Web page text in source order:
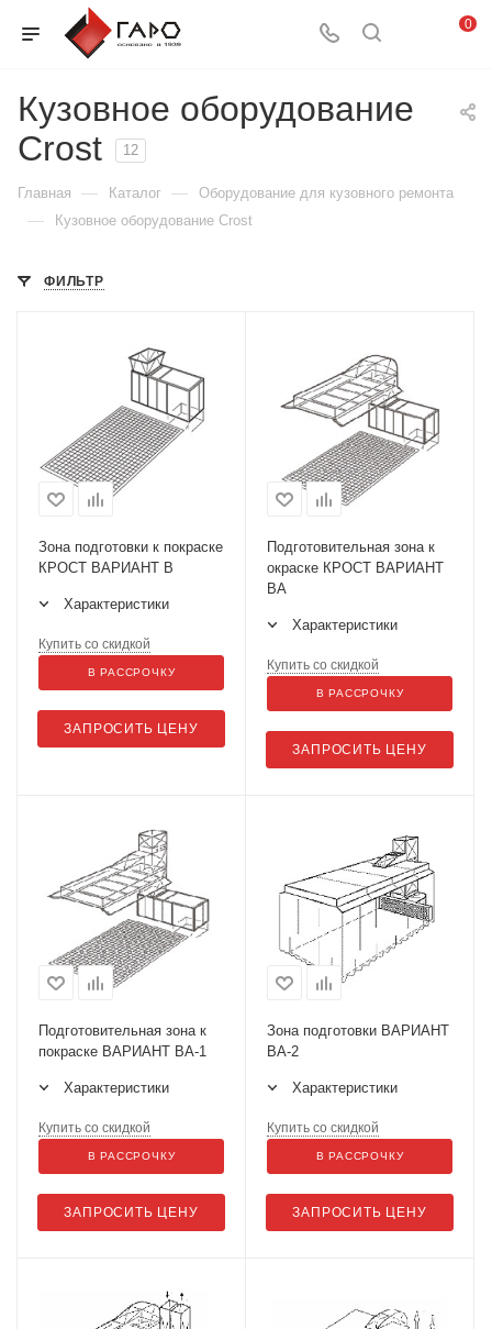
0
Кузовное оборудование
Crost
12
Главная — Каталог — Оборудование для кузовного ремонта
— Кузовное оборудование Crost
ФИЛЬТР
Зона подготовки к покраске
КРОСТ ВАРИАНТ В
Характеристики
ЗАПРОСИТЬ ЦЕНУ
Купить со скидкой
В РАССРОЧКУ
Подготовительная зона к
окраске КРОСТ ВАРИАНТ
ВА
Характеристики
ЗАПРОСИТЬ ЦЕНУ
Купить со скидкой
В РАССРОЧКУ
Подготовительная зона к
покраске ВАРИАНТ ВА-1
Характеристики
ЗАПРОСИТЬ ЦЕНУ
Купить со скидкой
В РАССРОЧКУ
Зона подготовки ВАРИАНТ
ВА-2
Характеристики
ЗАПРОСИТЬ ЦЕНУ
Купить со скидкой
В РАССРОЧКУ